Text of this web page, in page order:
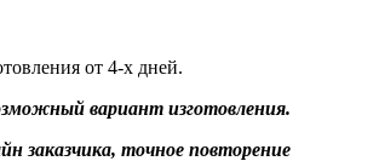
от 4-х дней.
вариант изготовления.
заказчика, точное повторение